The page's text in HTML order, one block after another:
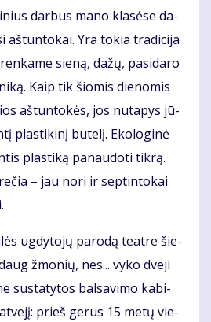
dar­bus ma­no kla­sė­se da­
aš­tun­to­kai. Yra to­kia tra­di­ci­ja
sie­ną, da­žų, pa­si­da­ro
Kaip tik šio­mis die­no­mis
aš­tun­to­kės, jos nu­ta­pys jū­
plas­ti­ki­nį bu­te­lį. Eko­lo­gi­nė
plas­ti­ką pa­nau­do­ti tik­rą.
– jau no­ri ir sep­tin­to­kai
ug­dy­to­jų pa­ro­dą te­at­re šie­
žmo­nių, nes... vy­ko dve­ji
su­sta­ty­tos bal­sa­vi­mo ka­bi­
prieš ge­rus 15 me­tų vie­